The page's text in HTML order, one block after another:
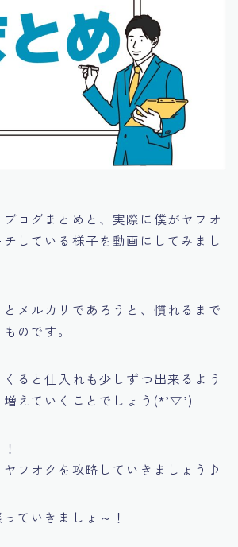
ログまとめと、実際に僕がヤフオ
している様子を動画にしてみまし
メルカリであろうと、慣れるまで
のです。
ると仕入れも少しずつ出来るよう
えていくことでしょう(*’▽’)
ヤフオクを攻略していきましょう♪
ていきましょ～！